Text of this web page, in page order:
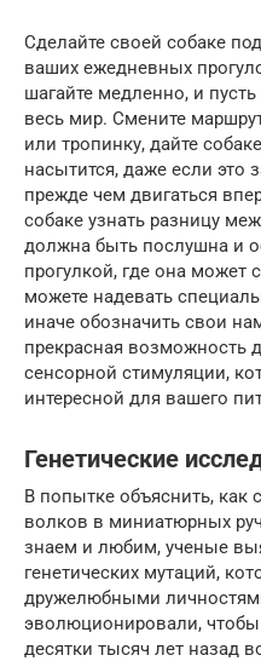
Сделайте своей собаке
ваших ежедневных
шагайте медленно, и
весь мир. Смените
или тропинку, дайте
насытится, даже если это
прежде чем двигаться
собаке узнать разницу
должна быть послушна и
прогулкой, где она может
можете надевать
иначе обозначить свои
прекрасная возможность
сенсорной стимуляции,
интересной для вашего
Генетические
В попытке объяснить, как
волков в миниатюрных
знаем и любим, ученые
генетических мутаций,
дружелюбными
эволюционировали,
десятки тысяч лет назад